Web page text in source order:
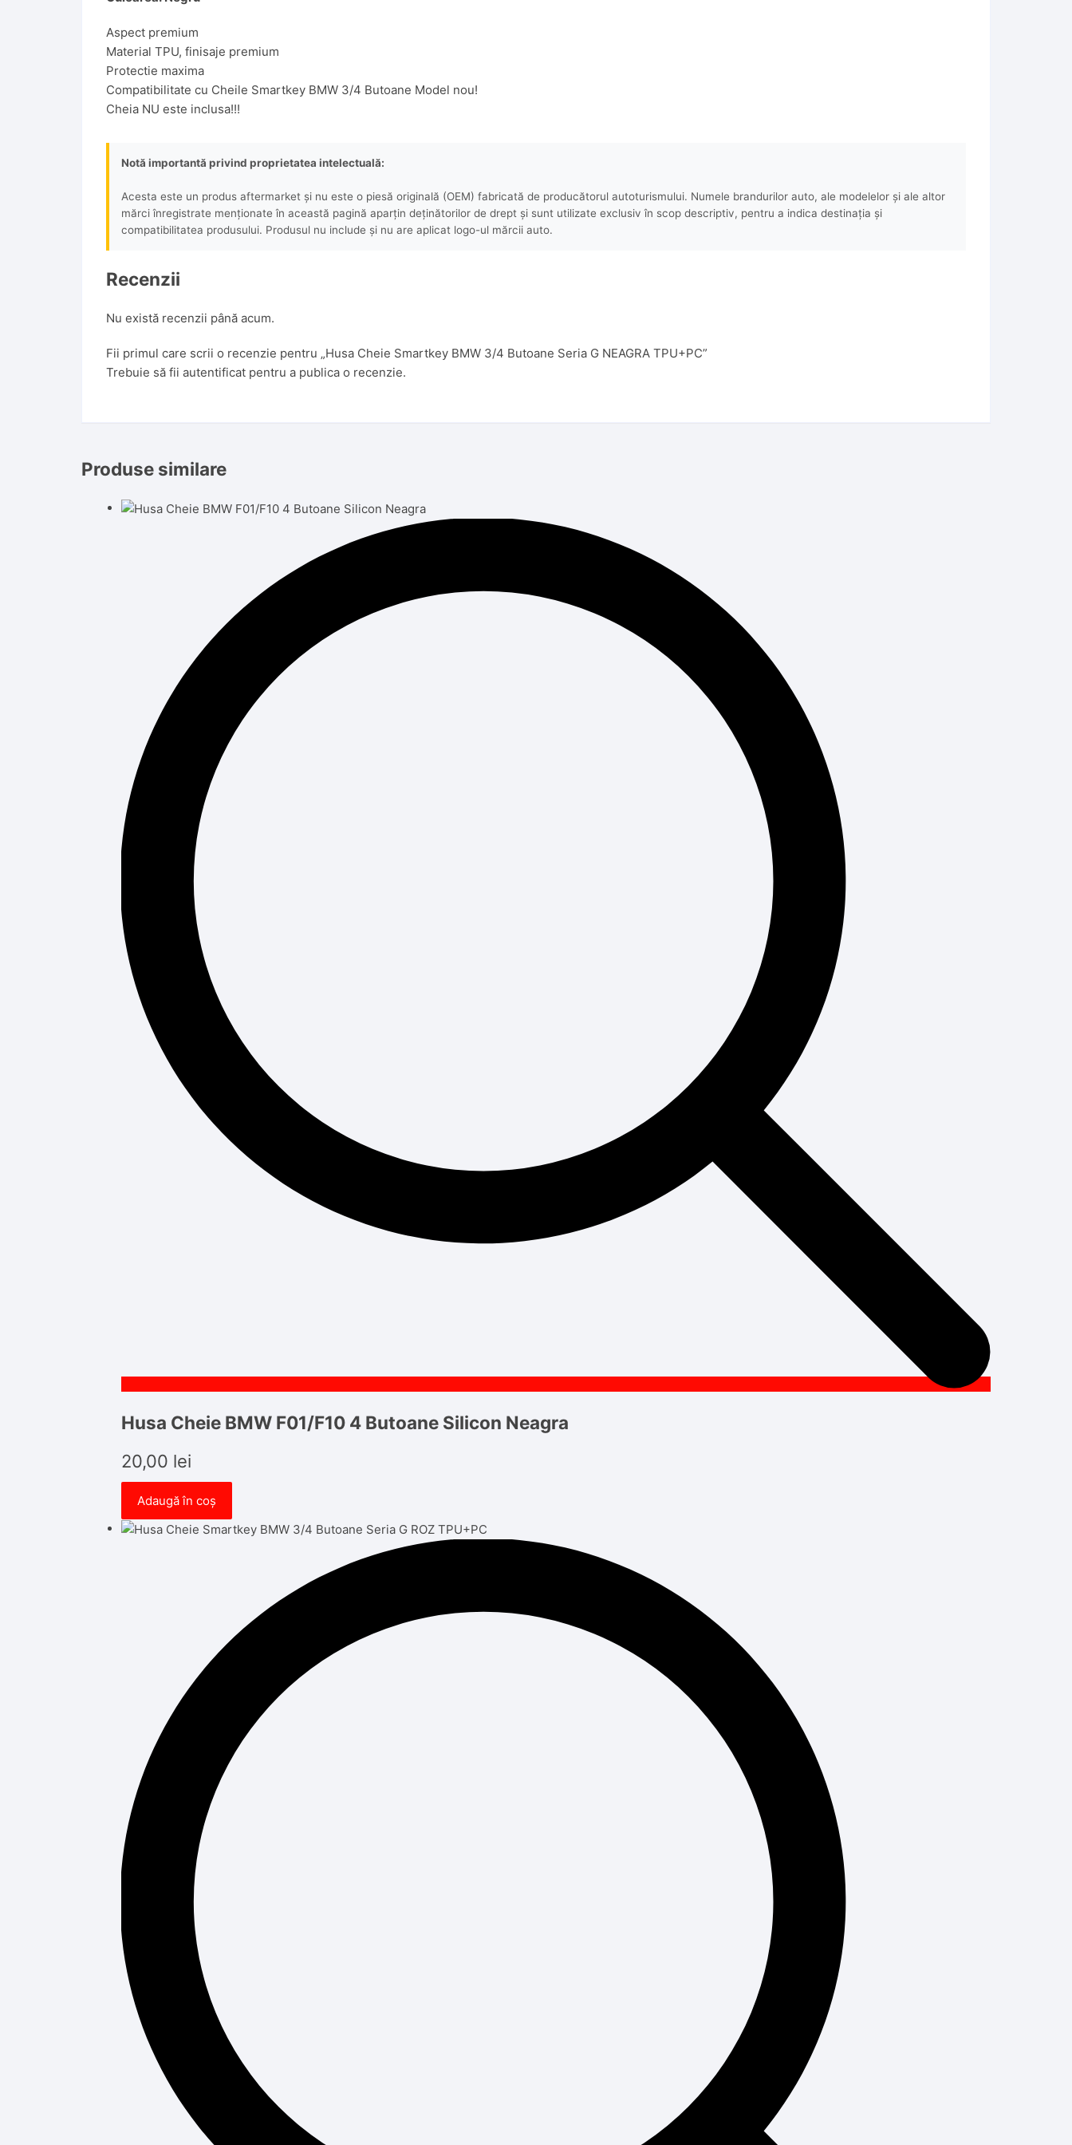
Aspect premium
Material TPU, finisaje premium
Protectie maxima
Compatibilitate cu Cheile Smartkey BMW 3/4 Butoane Model nou!
Cheia NU este inclusa!!!
Notă importantă privind proprietatea intelectuală:
Acesta este un produs aftermarket și nu este o piesă originală (OEM) fabricată de producătorul autoturismului. Numele brandurilor auto, ale modelelor și ale altor
mărci înregistrate menționate în această pagină aparțin deținătorilor de drept și sunt utilizate exclusiv în scop descriptiv, pentru a indica destinația și
compatibilitatea produsului. Produsul nu include și nu are aplicat logo-ul mărcii auto.
Recenzii
Nu există recenzii până acum.
Fii primul care scrii o recenzie pentru „Husa Cheie Smartkey BMW 3/4 Butoane Seria G NEAGRA TPU+PC”
Trebuie să fii autentificat pentru a publica o recenzie.
Produse similare
Husa Cheie BMW F01/F10 4 Butoane Silicon Neagra
20,00 lei
Adaugă în coș